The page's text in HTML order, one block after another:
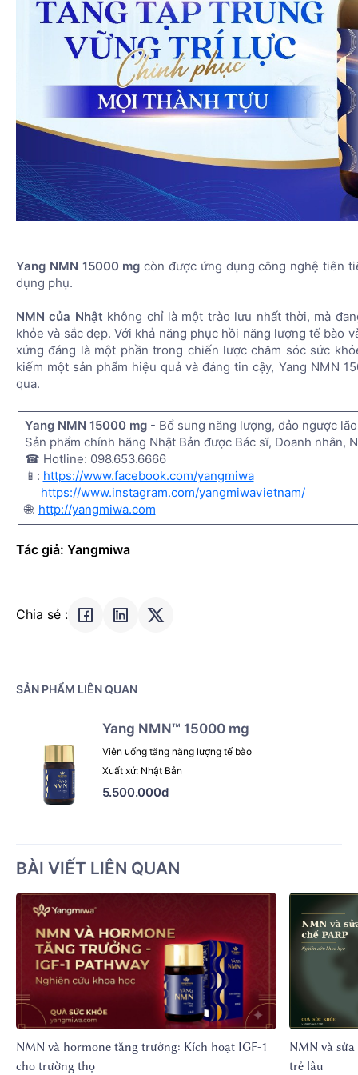
Yang NMN 15000 mg còn được ứng dụng công nghệ tiên
dụng phụ.
NMN của Nhật không chỉ là một trào lưu nhất thời, mà
khỏe và sắc đẹp. Với khả năng phục hồi năng lượng tế bào
xứng đáng là một phần trong chiến lược chăm sóc sức
kiếm một sản phẩm hiệu quả và đáng tin cậy, Yang NMN
qua.
Yang NMN 15000 mg- Bổ sung năng lượng, đảo ngược
Sản phẩm chính hãng Nhật Bản được Bác sĩ, Doanh nhân,
☎ Hotline: 098.653.6666
📱: https://www.facebook.com/yangmiwa
https://www.instagram.com/yangmiwavietnam/
🌐: http://yangmiwa.com
Tác giả: Yangmiwa
Chia sẻ :
SẢN PHẨM LIÊN QUAN
Yang NMN™ 15000 mg
Viên uống tăng năng lượng tế bào
Xuất xứ: Nhật Bản
5.500.000đ
BÀI VIẾT LIÊN QUAN
NMN và hormone tăng trưởng: Kích hoạt IGF-1
cho trường thọ
NMN và sửa
trẻ lâu